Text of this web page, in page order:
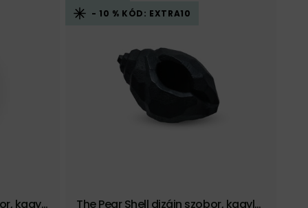
kagyl
- 10 % KÓD: EXTRA10
The Pear Shell dizájn szobor, kagyló